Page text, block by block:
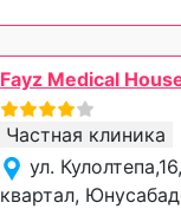
Fayz Medical
Частная клиника
ул.
квартал,